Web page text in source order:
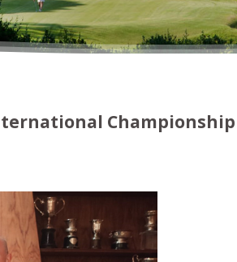
Championship